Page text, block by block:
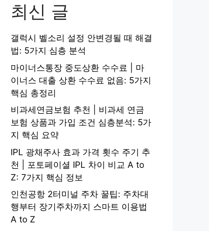
최신 글
갤럭시 벨소리 설정 안변경될 때 해결
법: 5가지 심층 분석
마이너스통장 중도상환 수수료 | 마
이너스 대출 상환 수수료 없음: 5가지
핵심 총정리
비과세연금보험 추천 | 비과세 연금
보험 상품과 가입 조건 심층분석: 5가
지 핵심 요약
IPL 광채주사 효과 가격 횟수 주기 추
천 | 포토페이셜 IPL 차이 비교 A to
Z: 7가지 핵심 정보
인천공항 2터미널 주차 꿀팁: 주차대
행부터 장기주차까지 스마트 이용법
A to Z